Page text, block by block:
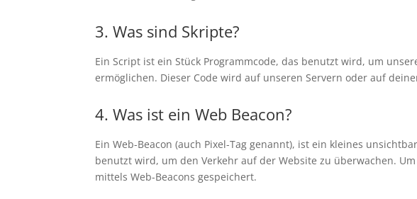
3. Was sind Skripte?
Ein Script ist ein Stück Programmcode, das benutzt wird, um
ermöglichen. Dieser Code wird auf unseren Servern oder auf
4. Was ist ein Web Beacon?
Ein Web-Beacon (auch Pixel-Tag genannt), ist ein kleines
benutzt wird, um den Verkehr auf der Website zu überwachen.
mittels Web-Beacons gespeichert.